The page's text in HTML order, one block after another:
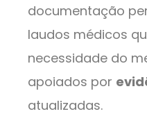
documentação
laudos médicos
necessidade do
apoiados por
atualizadas.